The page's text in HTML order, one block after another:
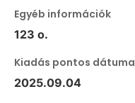
Egyéb információk
123 o.
Kiadás pontos dátuma
2025.09.04